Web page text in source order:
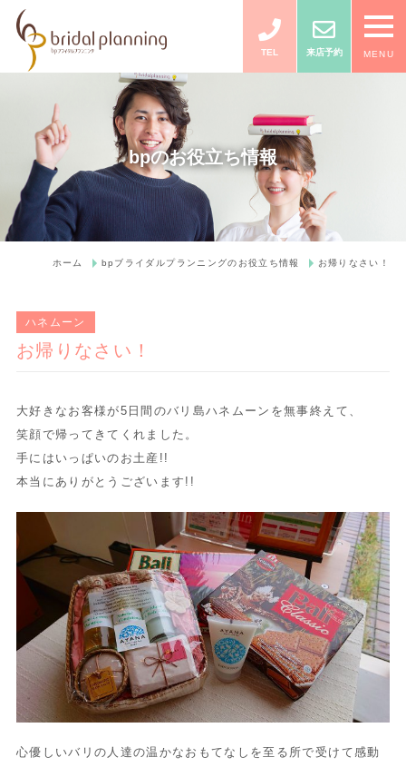
TEL 来店予約 MENU
bpのお役立ち情報
ホーム bpブライダルプランニングのお役立ち情報 お帰りなさい！
ハネムーン
お帰りなさい！
大好きなお客様が5日間のバリ島ハネムーンを無事終えて、
笑顔で帰ってきてくれました。
手にはいっぱいのお土産!!
本当にありがとうございます!!
心優しいバリの人達の温かなおもてなしを至る所で受けて感動